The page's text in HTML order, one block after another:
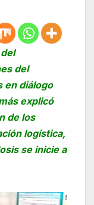
del
en diálogo
explicó
de los
logística,
se inicie a